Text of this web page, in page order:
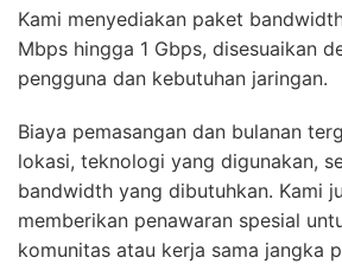
Kami menyediakan paket
Mbps hingga 1 Gbps, disesuaikan
pengguna dan kebutuhan jaringan.
Biaya pemasangan dan bulanan
lokasi, teknologi yang digunakan,
bandwidth yang dibutuhkan. Kami
memberikan penawaran spesial
komunitas atau kerja sama jangka